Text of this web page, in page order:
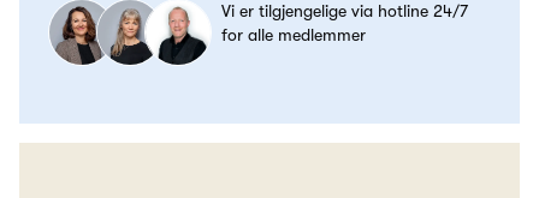
Vi er tilgjengelige via hotline 24/7
for alle medlemmer